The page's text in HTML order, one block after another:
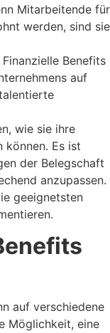
Mitarbeitende für
werden, sind sie
Finanzielle Benefits
auf
wie sie ihre
können. Es ist
der Belegschaft
anzupassen.
geeignetsten
auf verschiedene
Möglichkeit, eine